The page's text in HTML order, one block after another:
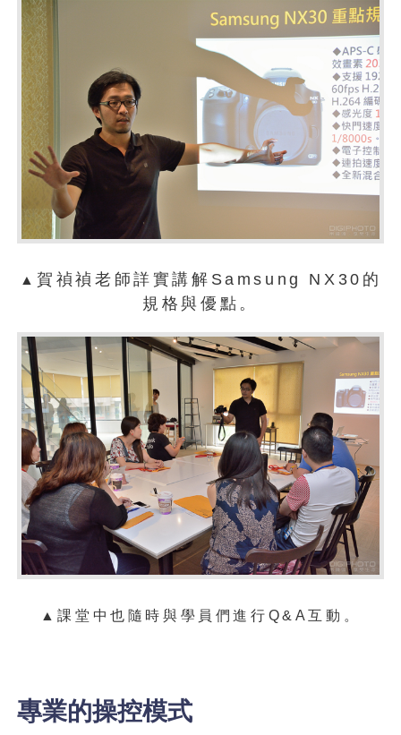
▲ 賀禎禎老師詳實講解Samsung NX30的
規格與優點。
▲課堂中也隨時與學員們進行Q&A互動。
專業的操控模式